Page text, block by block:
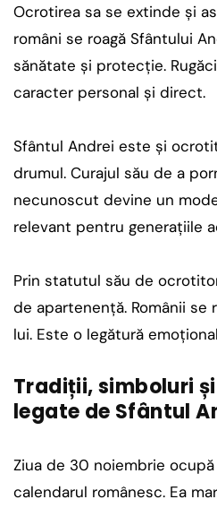
Ocrotirea sa se extinde și
români se roagă Sfântului
sănătate și protecție.
caracter personal și direct.
Sfântul Andrei este și
drumul. Curajul său de a
necunoscut devine un
relevant pentru generațiile
Prin statutul său de
de apartenență. Românii se
lui. Este o legătură
Tradiții, simboluri
legate de Sfântul
Ziua de 30 noiembrie
calendarul românesc. Ea